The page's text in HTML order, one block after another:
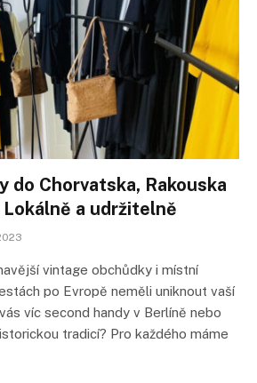
do Chorvatska, Rakouska
Lokálně a udržitelně
vintage obchůdky i místní
po Evropě neměli uniknout vaší
víc second handy v Berlíně nebo
tradicí? Pro každého máme